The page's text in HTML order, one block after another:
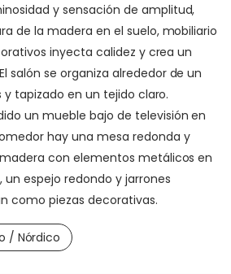
y sensación de amplitud,
de la madera en el suelo, mobiliario
inyecta calidez y crea un
salón se organiza alrededor de un
tapizado en un tejido claro.
un mueble bajo de televisión en
hay una mesa redonda y
con elementos metálicos en
un espejo redondo y jarrones
como piezas decorativas.
/ Nórdico